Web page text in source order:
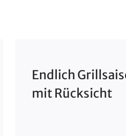
Endlich
mit Rücksicht